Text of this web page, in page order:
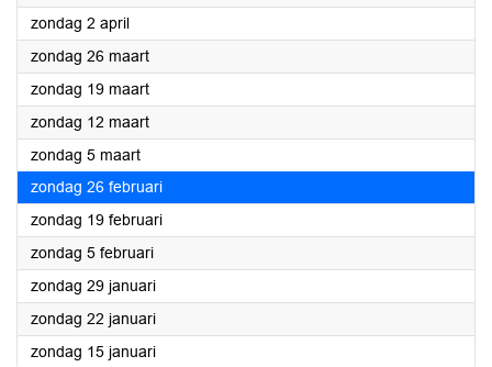
zondag 2 april2023
zondag 26 maart2023
zondag 19 maart2023
zondag 12 maart2023
zondag 5 maart2023
zondag 26 februari2023
zondag 19 februari2023
zondag 5 februari2023
zondag 29 januari2023
zondag 22 januari2023
zondag 15 januari2023